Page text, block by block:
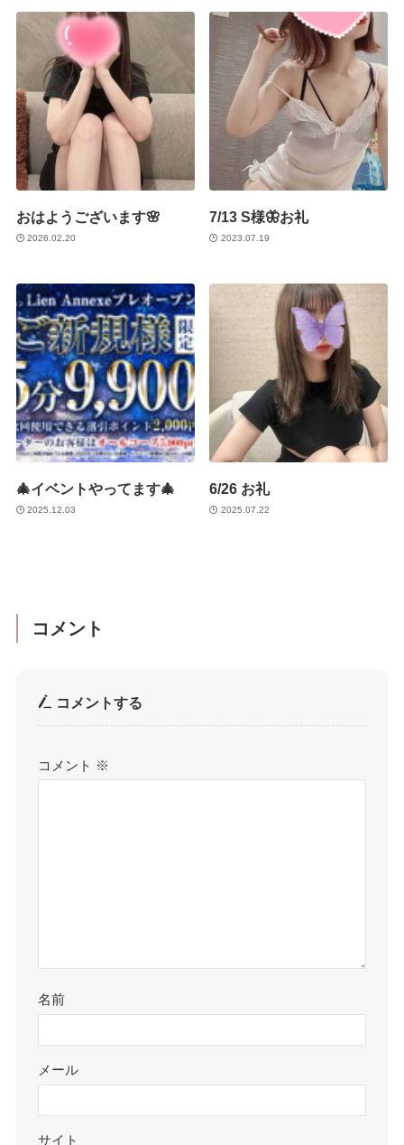
おはようございます🌸
2026.02.20
7/13 S様🦋お礼
2023.07.19
🎄イベントやってます🎄
2025.12.03
6/26 お礼
2025.07.22
コメント
コメントする
コメント ※
名前
メール
サイト